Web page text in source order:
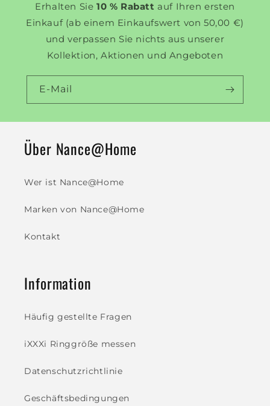
Erhalten Sie 10 % Rabatt auf Ihren ersten
Einkauf (ab einem Einkaufswert von 50,00 €)
und verpassen Sie nichts aus unserer
Kollektion, Aktionen und Angeboten
E-Mail
Über Nance@Home
Wer ist Nance@Home
Marken von Nance@Home
Kontakt
Information
Häufig gestellte Fragen
iXXXi Ringgröße messen
Datenschutzrichtlinie
Geschäftsbedingungen